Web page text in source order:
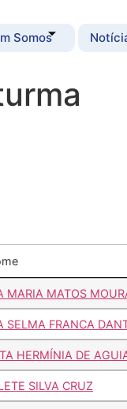
Somos
MARIA MATOS
SELMA FRANCA
HERMÍNIA DE
SILVA CRUZ